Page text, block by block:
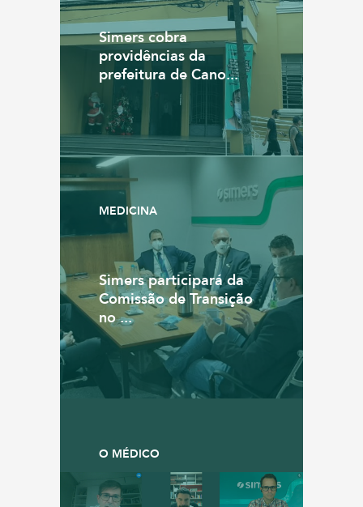
Simers cobra
providências da
prefeitura de Cano...
MEDICINA
Simers participará da
Comissão de Transição
no ...
O MÉDICO